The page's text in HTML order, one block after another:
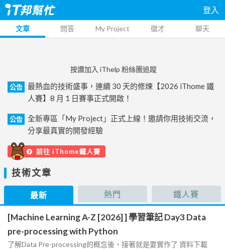
登入
文章 問答 My Project 徵才 聊天
按讚加入 iThelp 粉絲團追蹤
公告
最熱血的技術盛事，連續 30 天的修煉【2026 iThome 鐵
人賽】8 月 1 日賽事正式開啟！
公告
全新專區「My Project」正式上線！邀請你用技術交流，
分享最真實的開發經驗
前往 iThome鐵人賽
技術文章
最新 熱門 鐵人賽
[Machine Learning A-Z [2026] ] 學習筆記 Day3 Data
pre-processing with Python
了解Data Pre-processing的概念後，接著就是要實作了 資料下載